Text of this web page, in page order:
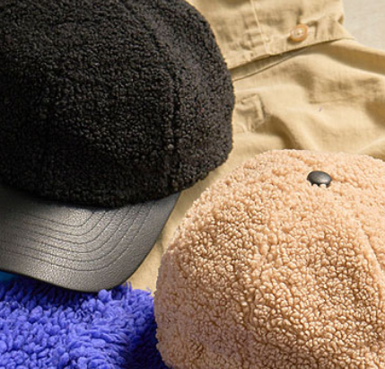
2026 冬
先行予約
glamb × 劇場版『チェン
ソーマン レゼ篇』第2弾
先行予約